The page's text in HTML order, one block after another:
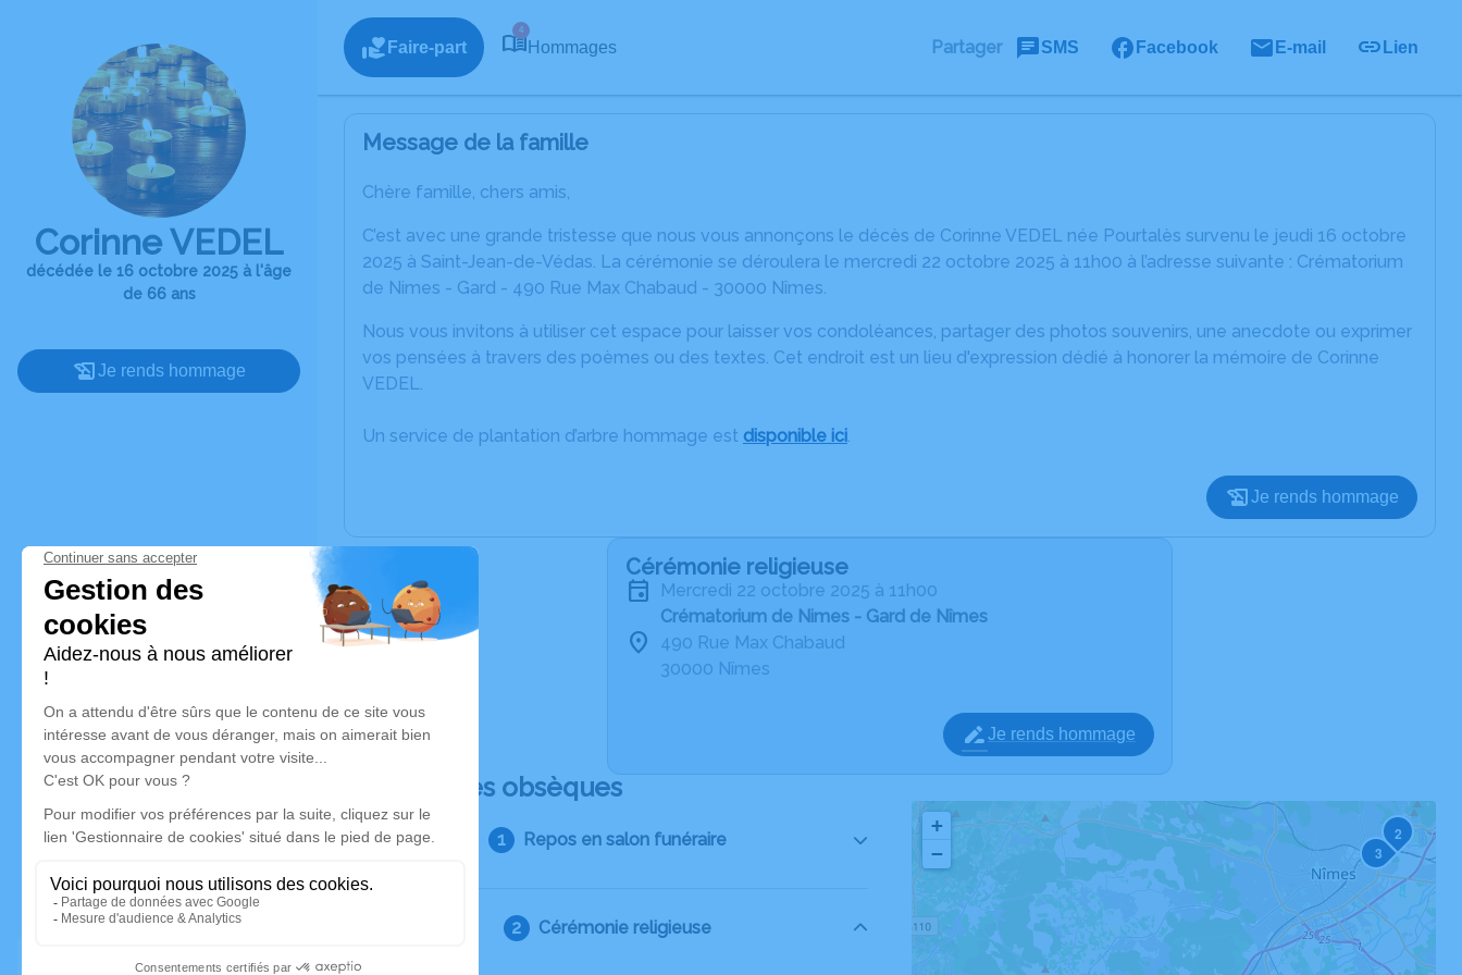
Corinne VEDEL
décédée le 16 octobre 2025 à l'âge
de 66 ans
Je rends hommage
Faire-part
4
Hommages Partager SMS Facebook E-mail Lien
Message de la famille
Chère famille, chers amis,
C’est avec une grande tristesse que nous vous annonçons le décès de Corinne VEDEL née Pourtalès survenu le jeudi 16 octobre
2025 à Saint-Jean-de-Védas. La cérémonie se déroulera le mercredi 22 octobre 2025 à 11h00 à l’adresse suivante : Crématorium
de Nimes - Gard - 490 Rue Max Chabaud - 30000 Nîmes.
Nous vous invitons à utiliser cet espace pour laisser vos condoléances, partager des photos souvenirs, une anecdote ou exprimer
vos pensées à travers des poèmes ou des textes. Cet endroit est un lieu d'expression dédié à honorer la mémoire de Corinne
VEDEL.
Un service de plantation d’arbre hommage est disponible ici.
Je rends hommage
Cérémonie religieuse
mercredi 22 octobre 2025 à 11h00
Crématorium de Nimes - Gard de Nîmes
490 Rue Max Chabaud
30000 Nîmes
Je rends hommage
Déroulé des obsèques
Repos en salon funéraire
Cérémonie religieuse
2
3
+
−